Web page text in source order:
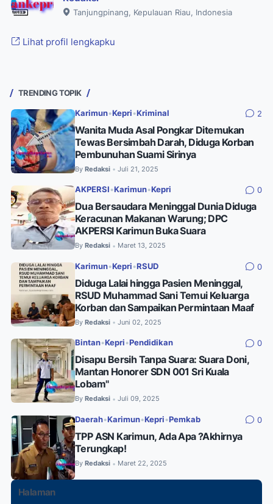
Tanjungpinang, Kepulauan Riau, Indonesia
Lihat profil lengkapku
TRENDING TOPIK
Karimun•Kepri •Kriminal 2
Wanita Muda Asal Pongkar Ditemukan
Tewas Bersimbah Darah, Diduga Korban
Pembunuhan Suami Sirinya
By Redaksi • Juli 21, 2025
AKPERSI •Karimun•Kepri 0
Dua Bersaudara Meninggal Dunia Diduga
Keracunan Makanan Warung; DPC
AKPERSI Karimun Buka Suara
By Redaksi • Maret 13, 2025
Karimun•Kepri •RSUD 0
Diduga Lalai hingga Pasien Meninggal,
RSUD Muhammad Sani Temui Keluarga
Korban dan Sampaikan Permintaan Maaf
By Redaksi • Juni 02, 2025
Bintan•Kepri •Pendidikan 0
Disapu Bersih Tanpa Suara: Suara Doni,
Mantan Honorer SDN 001 Sri Kuala
Lobam"
By Redaksi • Juli 09, 2025
Daerah•Karimun•Kepri •Pemkab 0
TPP ASN Karimun, Ada Apa ?Akhirnya
Terungkap!
By Redaksi • Maret 22, 2025
Halaman